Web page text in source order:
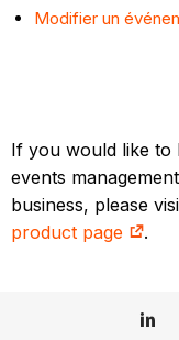
Modifier un
If you would like to
events
business, please
product page
.